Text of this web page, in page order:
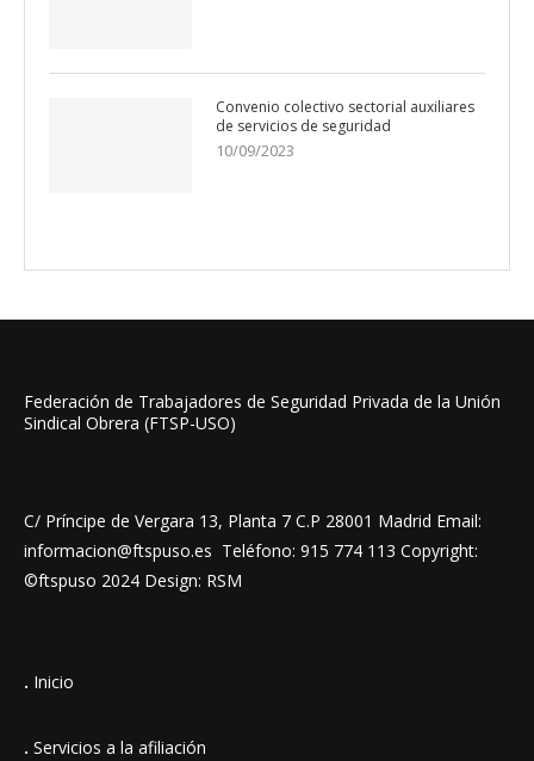
Convenio colectivo sectorial auxiliares
de servicios de seguridad
10/09/2023
Federación de Trabajadores de Seguridad Privada de la Unión
Sindical Obrera (FTSP-USO)
C/ Príncipe de Vergara 13, Planta 7 C.P 28001 Madrid Email:
informacion@ftspuso.es Teléfono: 915 774 113 Copyright:
©ftspuso 2024 Design: RSM
. Inicio
. Servicios a la afiliación